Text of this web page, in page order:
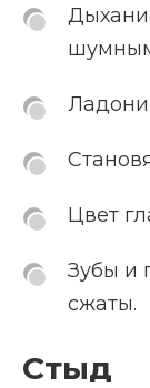
Ладони
Цвет
Зубы и
сжаты.
Стыд